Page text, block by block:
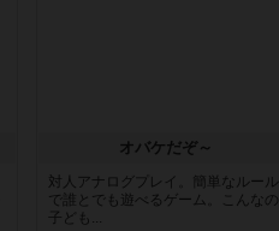
オバケだぞ～
対人アナログプレイ。簡単なルール
で誰とでも遊べるゲーム。こんなの
子ども...